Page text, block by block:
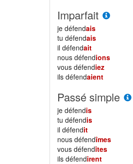
Imparfait
je défendais
tu défendais
il défendait
nous défendions
vous défendiez
ils défendaient
Passé simple
je défendis
tu défendis
il défendit
nous défendîmes
vous défendîtes
ils défendirent